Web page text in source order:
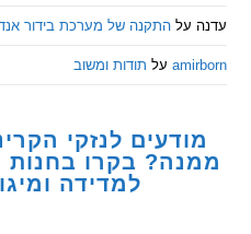
התקנה של מערכת בידור אנדרויד ברכב
עלתודות ומשוב
לנזקי הקרינה
בקרו בחנות
למדידה ומיגון